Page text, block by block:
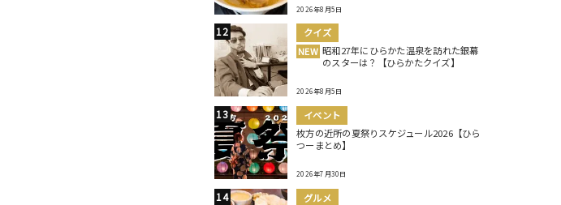
2026年8月5日
クイズ
NEW 昭和27年にひらかた温泉を訪れた銀幕
のスターは？【ひらかたクイズ】
2026年8月5日
イベント
枚方の近所の夏祭りスケジュール2026【ひら
つーまとめ】
2026年7月30日
グルメ